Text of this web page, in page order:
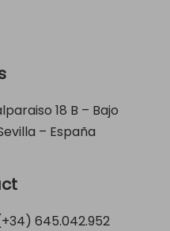
18 B – Bajo
– España
645.042.952